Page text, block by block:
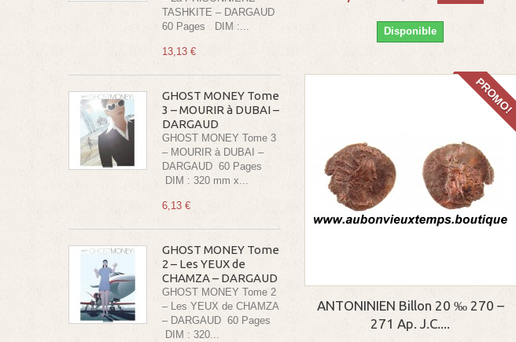
TASHKITE – DARGAUD
60 Pages DIM :...
13,13 €
GHOST MONEY Tome
3 – MOURIR à DUBAI –
DARGAUD
GHOST MONEY Tome 3
– MOURIR à DUBAI –
DARGAUD 60 Pages
DIM : 320 mm x...
6,13 €
GHOST MONEY Tome
2 – Les YEUX de
CHAMZA – DARGAUD
GHOST MONEY Tome 2
– Les YEUX de CHAMZA
– DARGAUD 60 Pages
DIM : 320...
Disponible
PROMO!
ANTONINIEN Billon 20 ‰ 270 –
271 Ap. J.C....